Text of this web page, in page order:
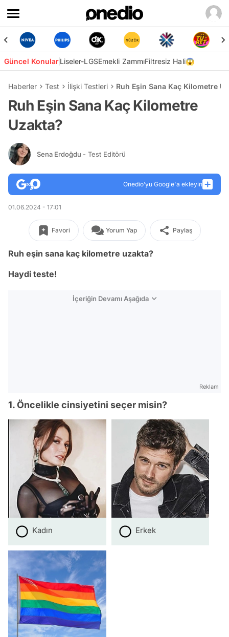
Güncel KonularLiseler-LGSEmekli ZammıFiltresiz Hali😱
Haberler Test İlişki Testleri Ruh Eşin Sana Kaç Kilometre
Ruh Eşin Sana Kaç Kilometre
Uzakta?
Sena Erdoğdu - Test Editörü
Onedio’yu Google'a ekleyin
01.06.2024 - 17:01
Favori Yorum Yap Paylaş
Ruh eşin sana kaç kilometre uzakta?
Haydi teste!
İçeriğin Devamı Aşağıda
Reklam
1. Öncelikle cinsiyetini seçer misin?
Kadın Erkek